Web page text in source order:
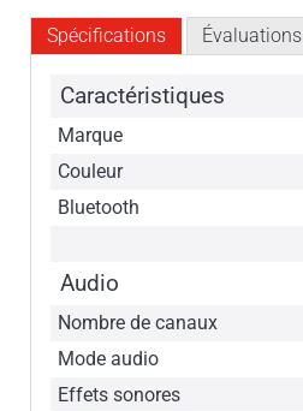
Spécifications Évaluations
Caractéristiques
Marque
Couleur
Bluetooth
Audio
Nombre de canaux
Mode audio
Effets sonores